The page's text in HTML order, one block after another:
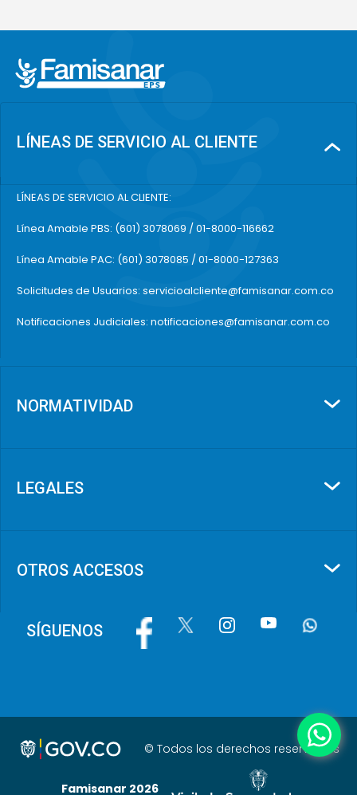
LÍNEAS DE SERVICIO AL CLIENTE
LÍNEAS DE SERVICIO AL CLIENTE:
Línea Amable PBS: (601) 3078069 / 01-8000-116662
Línea Amable PAC: (601) 3078085 / 01-8000-127363
Solicitudes de Usuarios: servicioalcliente@famisanar.com.co
Notificaciones Judiciales: notificaciones@famisanar.com.co
NORMATIVIDAD
LEGALES
OTROS ACCESOS
SÍGUENOS Image Image Image Image Image
© Todos los derechos reservados
Famisanar 2026